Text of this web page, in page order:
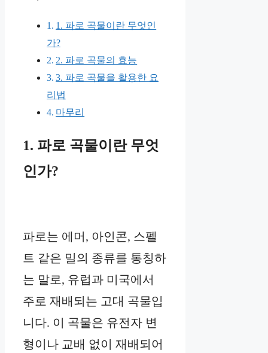
1. 파로 곡물이란 무엇인
가?
2. 파로 곡물의 효능
3. 파로 곡물을 활용한 요
리법
마무리
1. 파로 곡물이란 무엇
인가?
파로는 에머, 아인콘, 스펠
트 같은 밀의 종류를 통칭하
는 말로, 유럽과 미국에서
주로 재배되는 고대 곡물입
니다. 이 곡물은 유전자 변
형이나 교배 없이 재배되어